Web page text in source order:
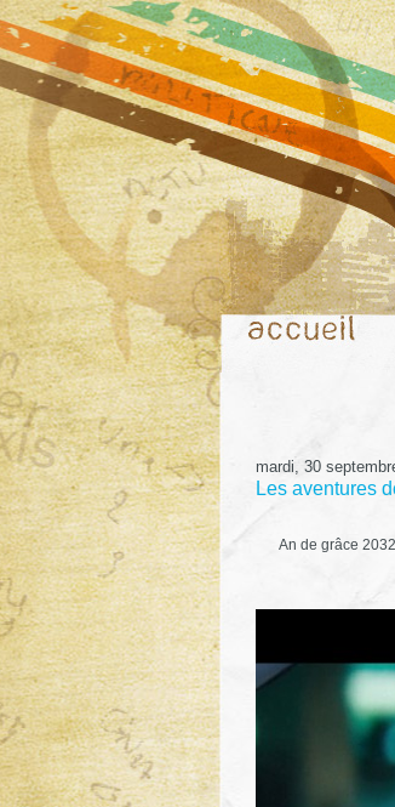
mardi, 30
Les aventures
An de grâce